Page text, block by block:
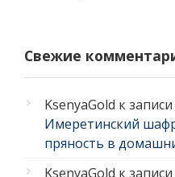
Свежие
KsenyaGold к записи
Имеретинский
пряность в
KsenyaGold к записи